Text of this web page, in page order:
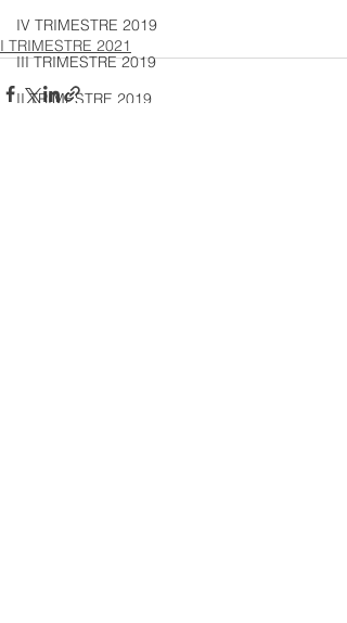
IV TRIMESTRE 2019
III TRIMESTRE 2019
II TRIMESTRE 2019
I TRIMESTRE 2021